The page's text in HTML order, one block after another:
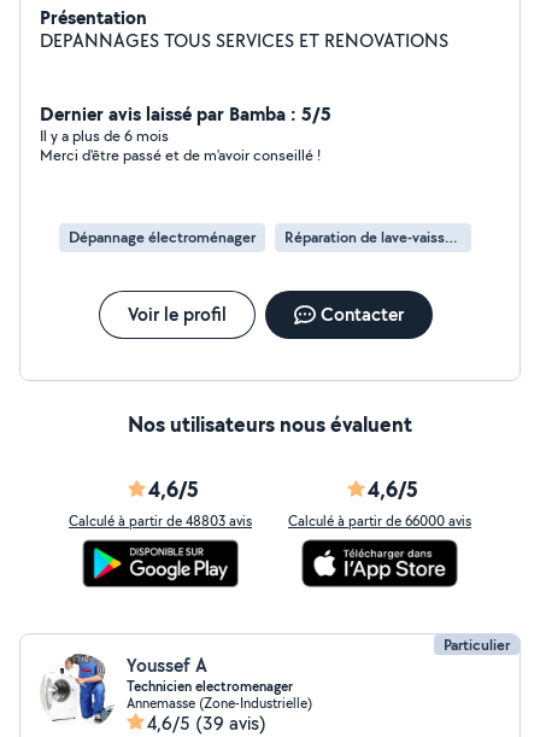
Présentation
DEPANNAGES TOUS SERVICES ET RENOVATIONS
Dernier avis laissé par Bamba : 5/5
Il y a plus de 6 mois
Merci d'être passé et de m'avoir conseillé !
Dépannage électroménager Réparation de lave-vaisselle
Voir le profil Contacter
Nos utilisateurs nous évaluent
4,6/5
Calculé à partir de 48803 avis
4,6/5
Calculé à partir de 66000 avis
Particulier
Youssef A
Technicien electromenager
Annemasse (Zone-Industrielle)
4,6/5 (39 avis)